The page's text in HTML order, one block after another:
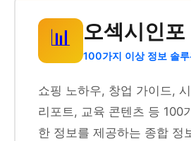
📊 오섹시인포
100가지 이상 정보 솔루
쇼핑 노하우, 창업 가이드,
리포트, 교육 콘텐츠 등 100
한 정보를 제공하는 종합 정